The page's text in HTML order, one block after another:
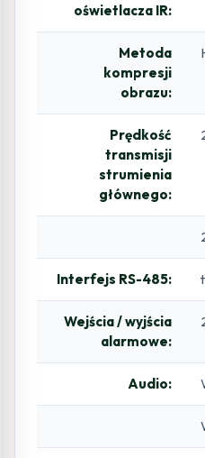
oświetlacza IR:
Metoda
kompresji
obrazu:
Prędkość
transmisji
strumienia
głównego:
Interfejs RS-485:
Wejścia / wyjścia
alarmowe:
Audio: